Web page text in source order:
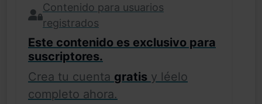
Contenido para usuarios
registrados
Este contenido es exclusivo para
suscriptores.
Crea tu cuenta gratis y léelo
completo ahora.